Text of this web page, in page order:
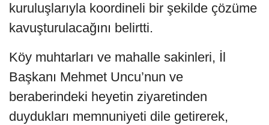
kuruluşlarıyla koordineli bir şekilde çözüme
kavuşturulacağını belirtti.
Köy muhtarları ve mahalle sakinleri, İl
Başkanı Mehmet Uncu’nun ve
beraberindeki heyetin ziyaretinden
duydukları memnuniyeti dile getirerek,